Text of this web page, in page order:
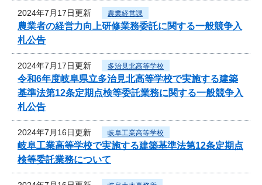
2024年7月17日更新 農業経営課
農業者の経営力向上研修業務委託に関する一般競争入
札公告
2024年7月17日更新 多治見北高等学校
令和6年度岐阜県立多治見北高等学校で実施する建築
基準法第12条定期点検等委託業務に関する一般競争入
札公告
2024年7月16日更新 岐阜工業高等学校
岐阜工業高等学校で実施する建築基準法第12条定期点
検等委託業務について